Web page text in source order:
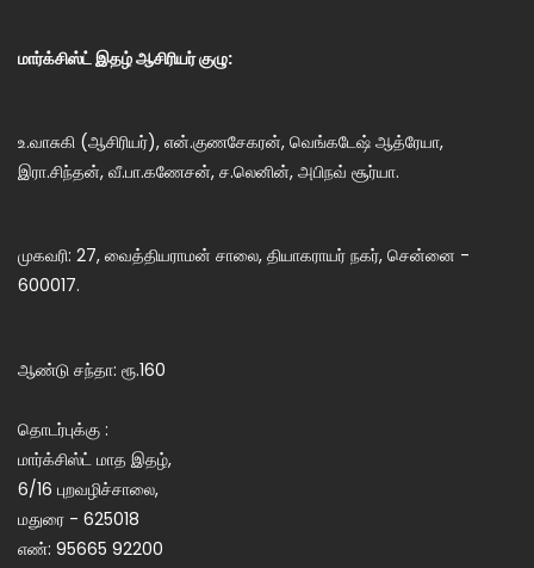
மார்க்சிஸ்ட் இதழ் ஆசிரியர் குழு:
உ.வாசுகி (ஆசிரியர்), என்.குணசேகரன், வெங்கடேஷ் ஆத்ரேயா,
இரா.சிந்தன், வீ.பா.கணேசன், ச.லெனின், அபிநவ் சூர்யா.
முகவரி: 27, வைத்தியராமன் சாலை, தியாகராயர் நகர், சென்னை -
600017.
ஆண்டு சந்தா: ரூ.160
தொடர்புக்கு :
மார்க்சிஸ்ட் மாத இதழ்,
6/16 புறவழிச்சாலை,
மதுரை - 625018
எண்: 95665 92200